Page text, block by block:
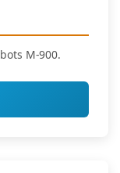
M-900.